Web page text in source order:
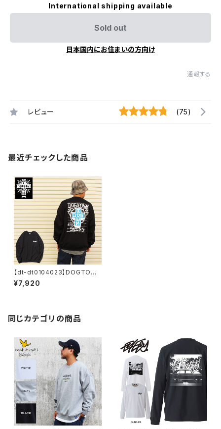
International shipping available
Sold out
日本国内にお住まいの方向け
通報する
レビュー (75)
最近チェックした商品
【dt-dt0104023】DOGTOW
N ドッグタウン WALL CREW S
WEAT クルーネック スウェット
ト かっこいい おしゃれ 人気
¥7,920
同じカテゴリの商品